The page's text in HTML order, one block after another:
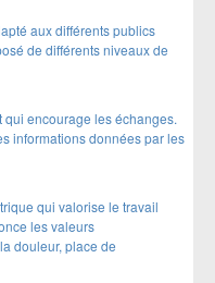
aux différents publics
de différents niveaux de
qui encourage les échanges.
informations données par les
qui valorise le travail
les valeurs
douleur, place de